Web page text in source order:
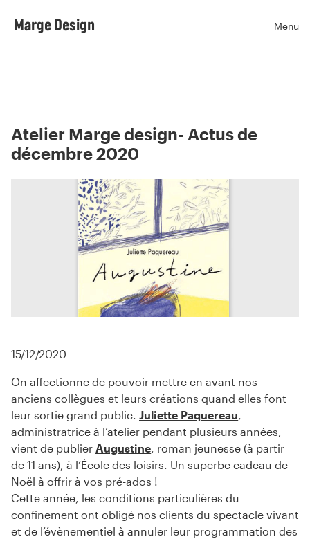
Marge Design Menu
Atelier Marge design- Actus de
décembre 2020
15/12/2020
On affectionne de pouvoir mettre en avant nos
anciens collègues et leurs créations quand elles font
leur sortie grand public. Juliette Paquereau,
administratrice à l’atelier pendant plusieurs années,
vient de publier Augustine, roman jeunesse (à partir
de 11 ans), à l’École des loisirs. Un superbe cadeau de
Noël à offrir à vos pré-ados !
Cette année, les conditions particulières du
confinement ont obligé nos clients du spectacle vivant
et de l’évènementiel à annuler leur programmation des